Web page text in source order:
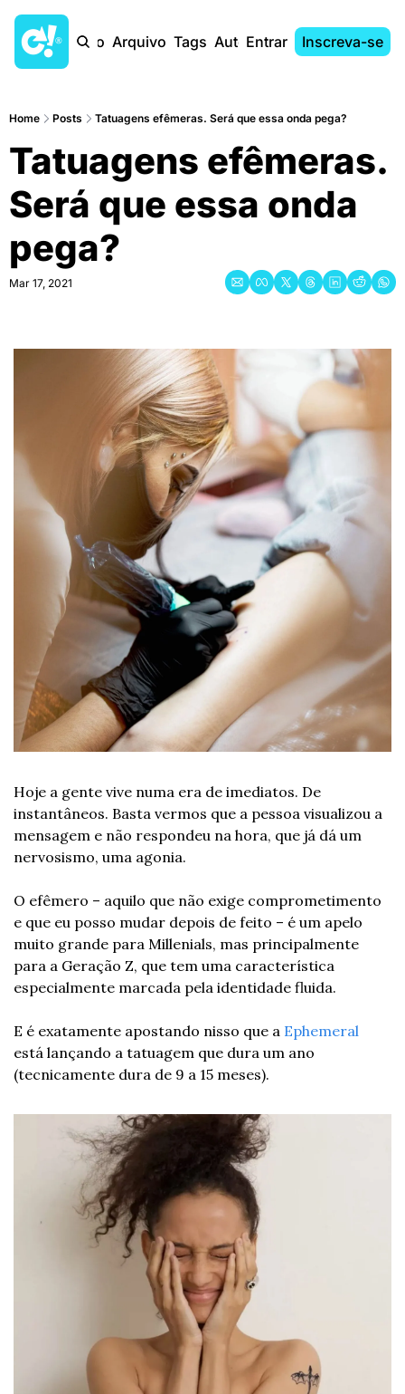
Início Arquivo Tags AutoresEntrar Inscreva-se
Home Posts Tatuagens efêmeras. Será que essa onda pega?
Tatuagens efêmeras.
Será que essa onda
pega?
Mar 17, 2021
Hoje a gente vive numa era de imediatos. De
instantâneos. Basta vermos que a pessoa visualizou a
mensagem e não respondeu na hora, que já dá um
nervosismo, uma agonia.
O efêmero – aquilo que não exige comprometimento
e que eu posso mudar depois de feito – é um apelo
muito grande para Millenials, mas principalmente
para a Geração Z, que tem uma característica
especialmente marcada pela identidade fluida.
E é exatamente apostando nisso que a Ephemeral
está lançando a tatuagem que dura um ano
(tecnicamente dura de 9 a 15 meses).